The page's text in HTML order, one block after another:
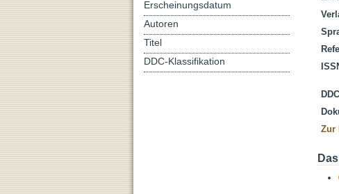
Zur
Erscheinungsdatum
Autoren
Titel
DDC-Klassifikation